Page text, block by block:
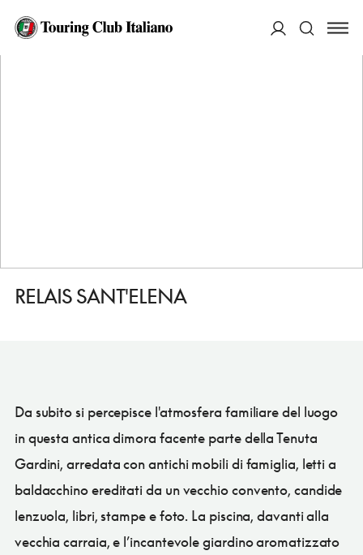
HOME
RELAIS SANT'ELENA
Da subito si percepisce l'atmosfera familiare del luogo
in questa antica dimora facente parte della Tenuta
Gardini, arredata con antichi mobili di famiglia, letti a
baldacchino ereditati da un vecchio convento, candide
lenzuola, libri, stampe e foto. La piscina, davanti alla
vecchia carraia, e l’incantevole giardino aromatizzato